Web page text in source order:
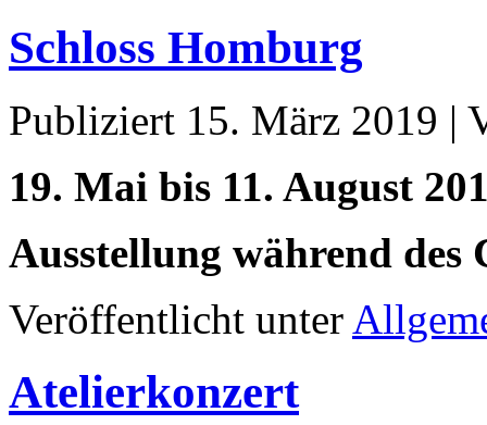
Schloss Homburg
Publiziert 15. März 2019 |
19. Mai bis 11. August
Ausstellung während
Veröffentlicht unter
Atelierkonzert